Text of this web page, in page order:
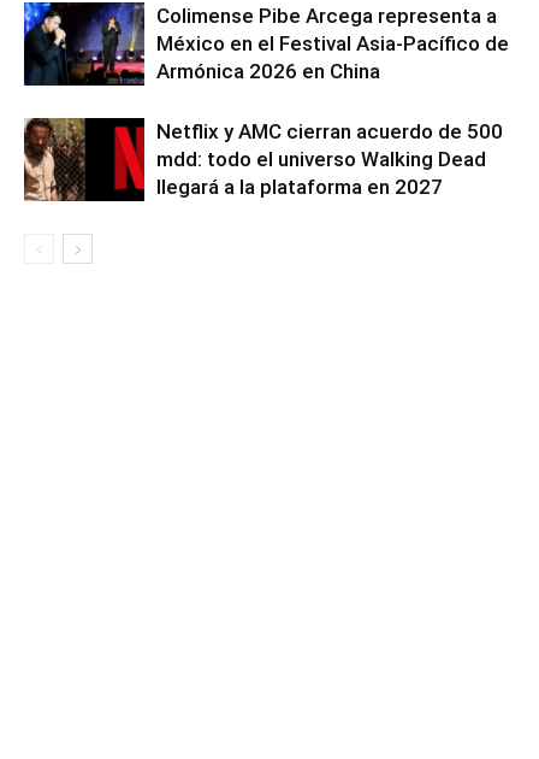
Colimense Pibe Arcega representa a
México en el Festival Asia-Pacífico de
Armónica 2026 en China
Netflix y AMC cierran acuerdo de 500
mdd: todo el universo Walking Dead
llegará a la plataforma en 2027